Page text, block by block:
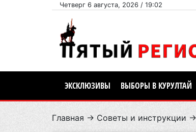
Четверг 6 августа, 2026 / 19:02
ЭКСКЛЮЗИВЫ ВЫБОРЫ В КУРУЛТАЙ
Главная → Советы и инструкции